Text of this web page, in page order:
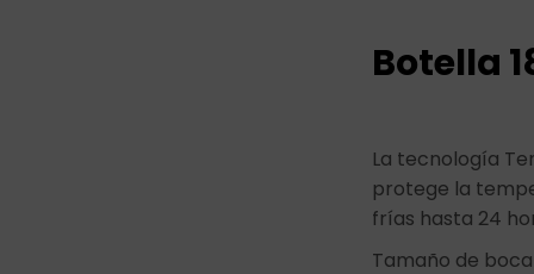
Botella
La tecnología
protege la
frías hasta 24
Tamaño de